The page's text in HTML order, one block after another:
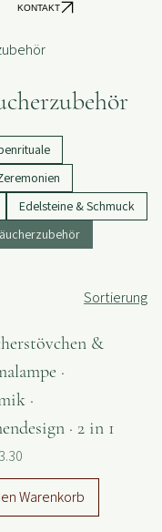
KONTAKT
Sortierung
&
·
·
· 2 in 1